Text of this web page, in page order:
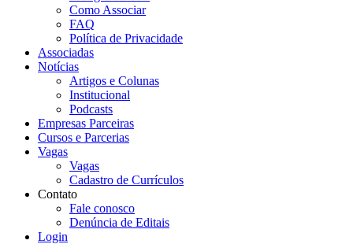
Como Associar
FAQ
Política de Privacidade
Associadas
Notícias
Artigos e Colunas
Institucional
Podcasts
Empresas Parceiras
Cursos e Parcerias
Vagas
Vagas
Cadastro de Currículos
Contato
Fale conosco
Denúncia de Editais
Login